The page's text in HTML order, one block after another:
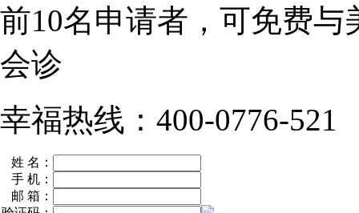
前10名申请者，可免费与
会诊
幸福热线：400-0776-521
姓 名：
手 机：
邮 箱：